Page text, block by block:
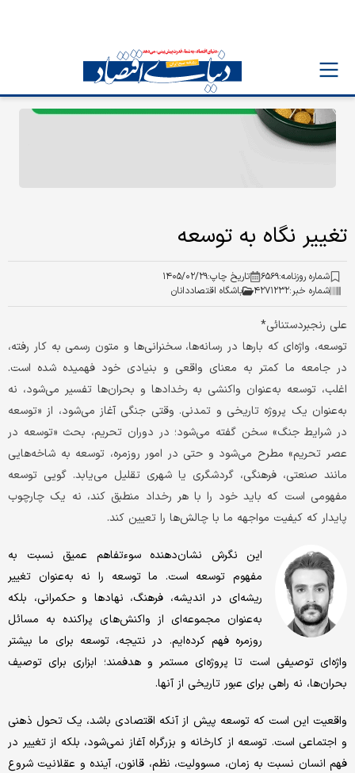
تغییر نگاه به توسعه
شماره روزنامه:۶۵۶۹ تاریخ چاپ:۱۴۰۵/۰۲/۲۹
شماره خبر:۴۲۷۱۲۳۲ باشگاه اقتصاددانان
علی رنجبردستنائی*
توسعه، واژه‌ای که بارها در رسانه‌ها، سخنرانی‌ها و متون رسمی به کار رفته،
در جامعه ما کمتر به معنای واقعی و بنیادی خود فهمیده شده است.
اغلب، توسعه به‌عنوان واکنشی به رخدادها و بحران‌ها تفسیر می‌شود، نه
به‌عنوان یک پروژه تاریخی و تمدنی. وقتی جنگی آغاز می‌شود، از «توسعه
در شرایط جنگ» سخن گفته می‌شود؛ در دوران تحریم، بحث «توسعه در
عصر تحریم» مطرح می‌شود و حتی در امور روزمره، توسعه به شاخه‌هایی
مانند صنعتی، فرهنگی، گردشگری یا شهری تقلیل می‌یابد. گویی توسعه
مفهومی است که باید خود را با هر رخداد منطبق کند، نه یک چارچوب
پایدار که کیفیت مواجهه ما با چالش‌ها را تعیین کند.
این نگرش نشان‌دهنده سوءتفاهم عمیق نسبت به
مفهوم توسعه است. ما توسعه را نه به‌عنوان تغییر
ریشه‌ای در اندیشه، فرهنگ، نهادها و حکمرانی، بلکه
به‌عنوان مجموعه‌ای از واکنش‌های پراکنده به مسائل
روزمره فهم کرده‌ایم. در نتیجه، توسعه برای ما بیشتر
واژه‌ای توصیفی است تا پروژه‌ای مستمر و هدفمند؛ ابزاری برای توصیف
بحران‌ها، نه راهی برای عبور تاریخی از آنها.
واقعیت این است که توسعه پیش از آنکه اقتصادی باشد، یک تحول ذهنی
و اجتماعی است. توسعه از کارخانه و بزرگراه آغاز نمی‌شود، بلکه از تغییر در
فهم انسان نسبت به زمان، مسوولیت، نظم، قانون، آینده و عقلانیت شروع